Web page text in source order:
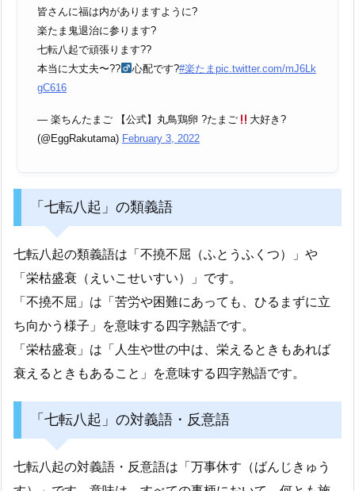
皆さんに福は内がありますように?
楽たま鬼退治に参ります?
七転八起で頑張ります??
本当に大丈夫〜??‍
心配です?#楽たま pic.twitter.com/mJ6Lk
gC616
— 楽ちんたまご 【公式】丸鳥鶏卵 ?たまご
大好き?
(@EggRakutama) February 3, 2022
「七転八起」の類義語
七転八起の類義語は「不撓不屈（ふとうふくつ）」や
「栄枯盛衰（えいこせいすい）」です。
「不撓不屈」は「苦労や困難にあっても、ひるまずに立
ち向かう様子」を意味する四字熟語です。
「栄枯盛衰」は「人生や世の中は、栄えるときもあれば
衰えるときもあること」を意味する四字熟語です。
「七転八起」の対義語・反意語
七転八起の対義語・反意語は「万事休す（ばんじきゅう